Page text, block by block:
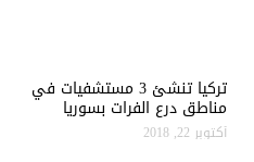
تركيا تنشئ 3 مستشفيات في
مناطق درع الفرات بسوريا
أكتوبر 22, 2018